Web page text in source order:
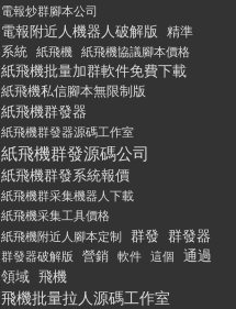
電報炒群腳本公司
電報附近人機器人破解版 精準
系統 紙飛機 紙飛機協議腳本價格
紙飛機批量加群軟件免費下載
紙飛機私信腳本無限制版
紙飛機群發器
紙飛機群發器源碼工作室
紙飛機群發源碼公司
紙飛機群發系統報價
紙飛機群采集機器人下載
紙飛機采集工具價格
紙飛機附近人腳本定制
群發 群發器
群發器破解版 營銷 軟件 這個
通過
領域 飛機
飛機批量拉人源碼工作室